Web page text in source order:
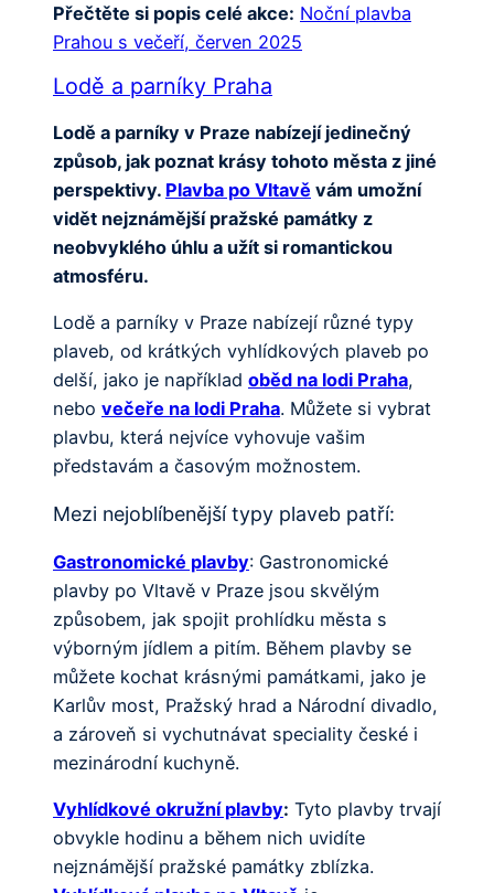
Přečtěte si popis celé akce: Noční plavba
Prahou s večeří, červen 2025
Lodě a parníky Praha
Lodě a parníky v Praze nabízejí jedinečný
způsob, jak poznat krásy tohoto města z jiné
perspektivy. Plavba po Vltavě vám umožní
vidět nejznámější pražské památky z
neobvyklého úhlu a užít si romantickou
atmosféru.
Lodě a parníky v Praze nabízejí různé typy
plaveb, od krátkých vyhlídkových plaveb po
delší, jako je například oběd na lodi Praha,
nebo večeře na lodi Praha. Můžete si vybrat
plavbu, která nejvíce vyhovuje vašim
představám a časovým možnostem.
Mezi nejoblíbenější typy plaveb patří:
Gastronomické plavby: Gastronomické
plavby po Vltavě v Praze jsou skvělým
způsobem, jak spojit prohlídku města s
výborným jídlem a pitím. Během plavby se
můžete kochat krásnými památkami, jako je
Karlův most, Pražský hrad a Národní divadlo,
a zároveň si vychutnávat speciality české i
mezinárodní kuchyně.
Vyhlídkové okružní plavby: Tyto plavby trvají
obvykle hodinu a během nich uvidíte
nejznámější pražské památky zblízka.